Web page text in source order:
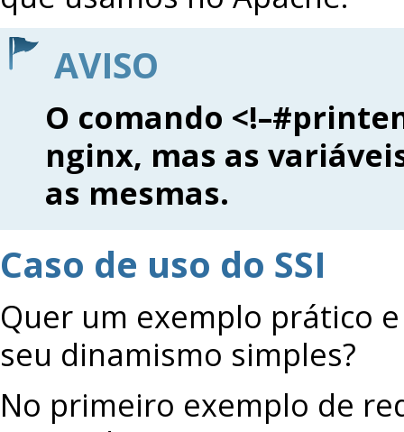
AVISO
O comando
nginx, mas as
as mesmas.
Caso de uso do SSI
Quer um exemplo prático
seu dinamismo simples?
No primeiro exemplo de